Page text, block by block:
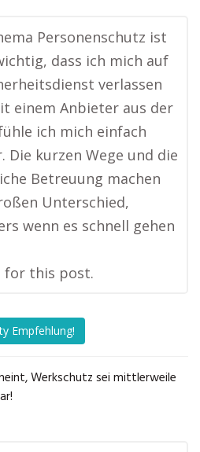
Personenschutz ist
dass ich mich auf
verlassen
einem Anbieter aus der
ich mich einfach
Die kurzen Wege und die
Betreuung machen
Unterschied,
wenn es schnell gehen
for this post.
Empfehlung!
Werkschutz sei mittlerweile